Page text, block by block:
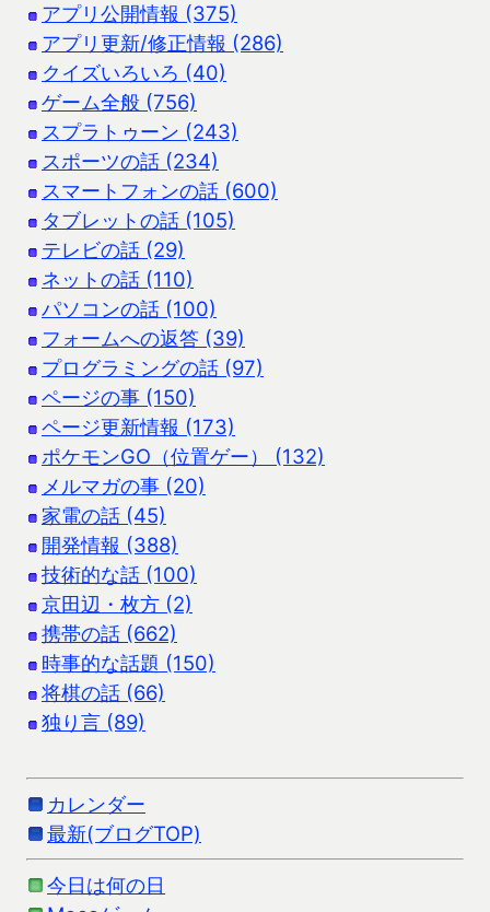
アプリ公開情報 (375)
アプリ更新/修正情報 (286)
クイズいろいろ (40)
ゲーム全般 (756)
スプラトゥーン (243)
スポーツの話 (234)
スマートフォンの話 (600)
タブレットの話 (105)
テレビの話 (29)
ネットの話 (110)
パソコンの話 (100)
フォームへの返答 (39)
プログラミングの話 (97)
ページの事 (150)
ページ更新情報 (173)
ポケモンGO（位置ゲー） (132)
メルマガの事 (20)
家電の話 (45)
開発情報 (388)
技術的な話 (100)
京田辺・枚方 (2)
携帯の話 (662)
時事的な話題 (150)
将棋の話 (66)
独り言 (89)
カレンダー
最新(ブログTOP)
今日は何の日